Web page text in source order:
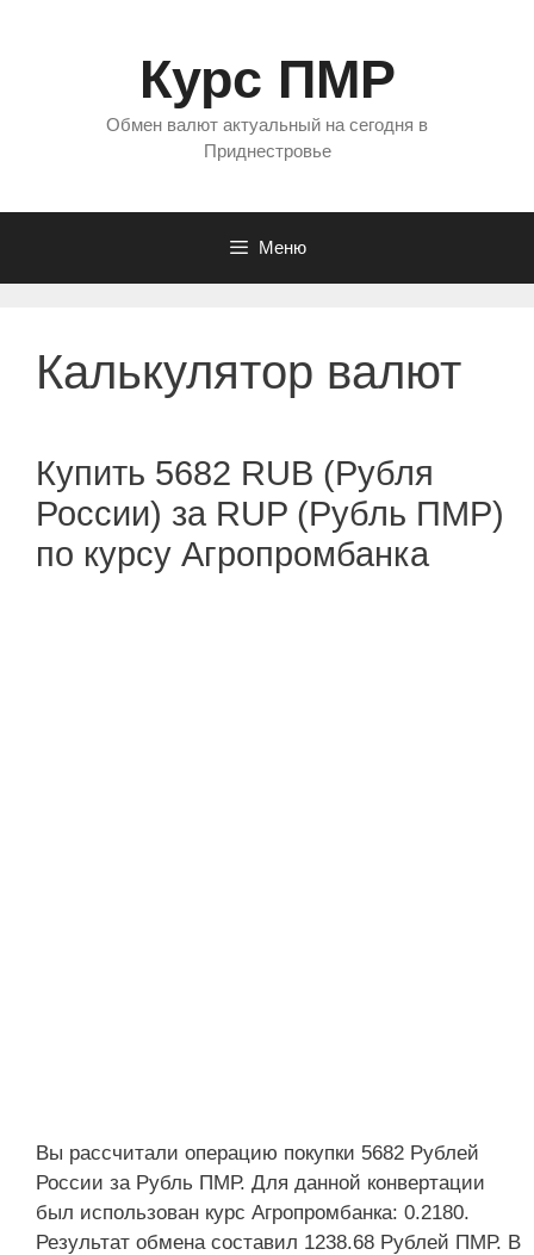
Курс ПМР
Обмен валют актуальный на сегодня в
Приднестровье
Меню
Калькулятор валют
Купить 5682 RUB (Рубля
России) за RUP (Рубль ПМР)
по курсу Агропромбанка
Вы рассчитали операцию покупки 5682 Рублей
России за Рубль ПМР. Для данной конвертации
был использован курс Агропромбанка: 0.2180.
Результат обмена составил 1238.68 Рублей ПМР. В